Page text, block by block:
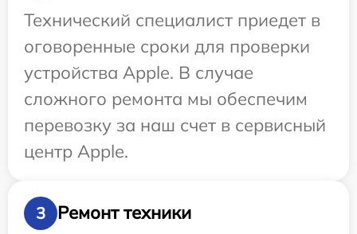
Технический специалист приедет в
оговоренные сроки для проверки
устройства Apple. В случае
сложного ремонта мы обеспечим
перевозку за наш счет в сервисный
центр Apple.
3
Ремонт техники